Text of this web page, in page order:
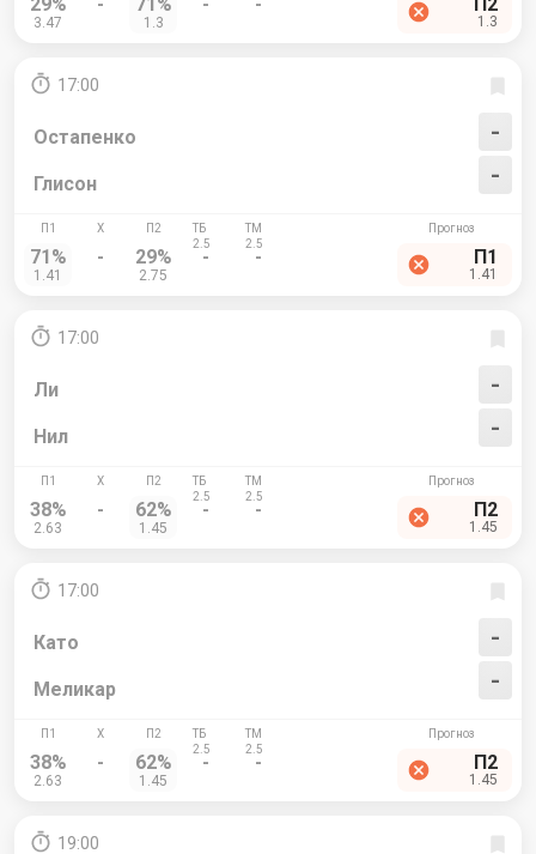
3.47 1.3 1.3
17:00
Остапенко
-
-
Глисон
71%
1.41
- 29%
2.75
- - П1
1.41
17:00
Ли
-
-
Нил
38%
2.63
- 62%
1.45
- - П2
1.45
17:00
Като
-
-
Меликар
38%
2.63
- 62%
1.45
- - П2
1.45
19:00